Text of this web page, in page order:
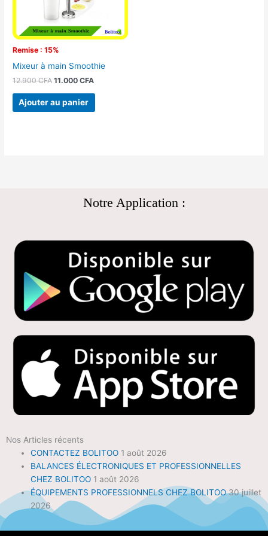
Remise : 15%
Mixeur à main Smoothie
12.900CFA 11.000CFA
Ajouter au panier
Notre Application :
Nos Articles récents
CONTACTEZ BOLITOO 1 août 2026
BALANCES ÉLECTRONIQUES ET PROFESSIONNELLES
CHEZ BOLITOO 1 août 2026
ÉQUIPEMENTS PROFESSIONNELS CHEZ BOLITOO 30 juillet
2026